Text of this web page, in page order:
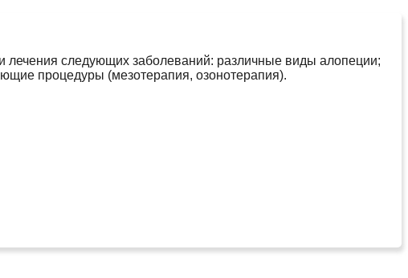
лечения следующих заболеваний: различные виды алопеции;
процедуры (мезотерапия, озонотерапия).